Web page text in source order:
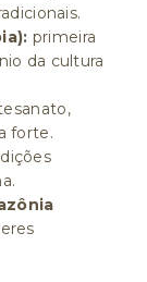
primeira
da cultura
forte.